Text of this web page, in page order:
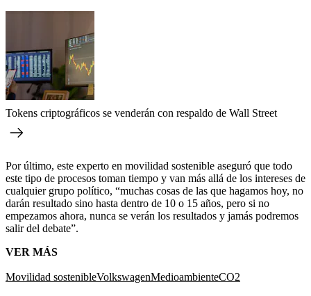
Tokens criptográficos se venderán con respaldo de Wall Street
Por último, este experto en movilidad sostenible aseguró que todo
este tipo de procesos toman tiempo y van más allá de los intereses de
cualquier grupo político, “muchas cosas de las que hagamos hoy, no
darán resultado sino hasta dentro de 10 o 15 años, pero si no
empezamos ahora, nunca se verán los resultados y jamás podremos
salir del debate”.
VER MÁS
Movilidad sostenibleVolkswagenMedioambienteCO2